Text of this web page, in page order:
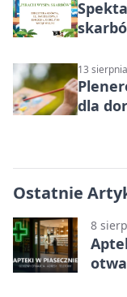
13
dla
Ostatnie
8